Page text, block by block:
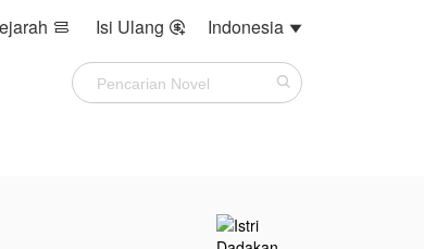
 Isi Ulang  Indonesia 